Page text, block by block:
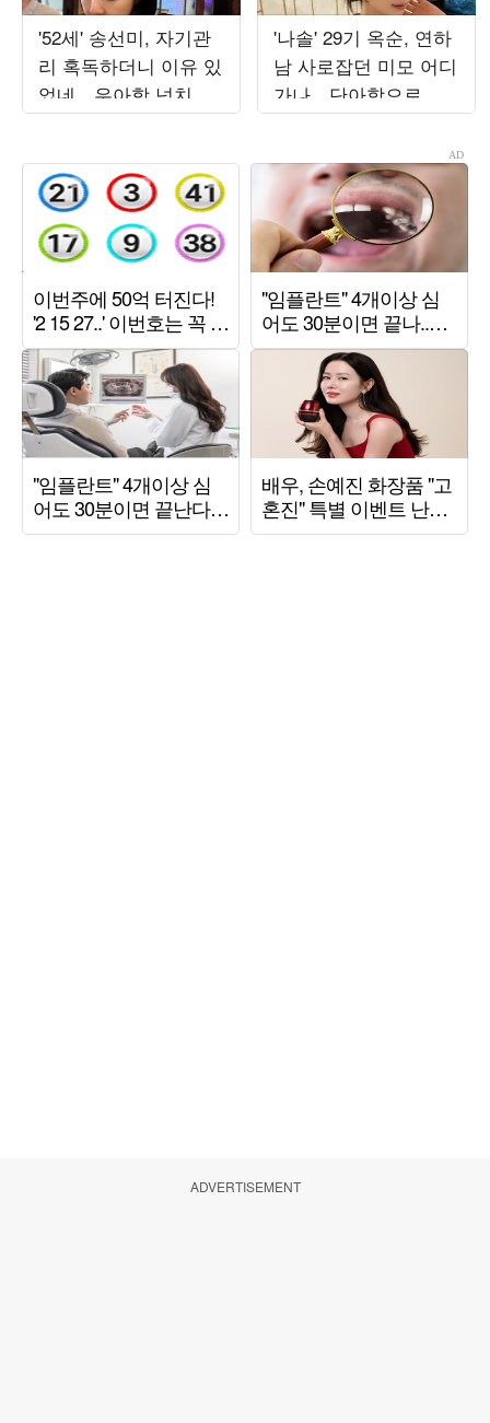
'52세' 송선미, 자기관
리 혹독하더니 이유 있
었네…우아함 넘치는
근황
'나솔' 29기 옥순, 연하
남 사로잡던 미모 어디
가나…단아함으로 부
산 접수 제대로 했다
ADVERTISEMENT